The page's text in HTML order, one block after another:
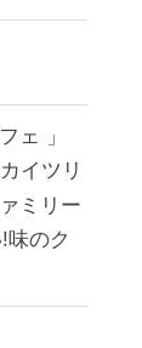
ェ 」
イツリ
ミリー
味のク